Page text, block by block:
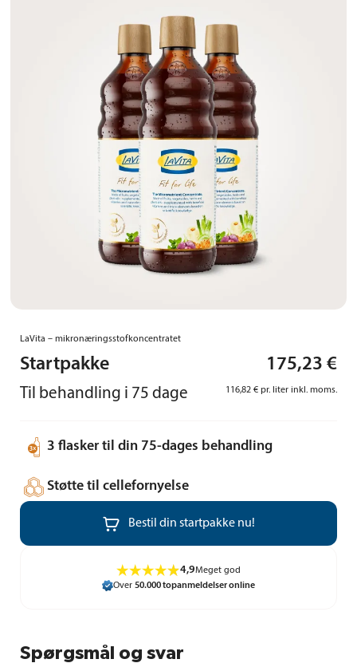
LaVita – mikronæringsstofkoncentratet
Startpakke
Til behandling i 75 dage
175,23 €
116,82 € pr. liter inkl. moms.
 3 flasker til din 75-dages behandling
 Støtte til cellefornyelse
 Bestil din startpakke nu!
4,9Meget god
Over 50.000 topanmeldelser online
Spørgsmål og svar